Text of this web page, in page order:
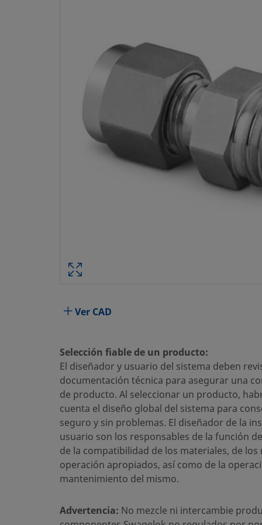
CONECTOR MACHO
DE ALEACIÓN 400/R-405, 1/4
Taladrado pasante
Tamaño conexión 1
1/4 pulg.
Tipo de conexión 1
Racor Swagelok®
Tamaño conexión 2
1/4 pulg.
Tipo de conexión 2
NPT macho
Característica
Taladrado pasante
Limitador de Caudal
No
Ver CAD
Selección fiable de un producto:
El diseñador y usuario del sistema deben
documentación técnica para asegurar una
de producto. Al seleccionar un producto,
cuenta el diseño global del sistema para
seguro y sin problemas. El diseñador de la
usuario son los responsables de la función
de la compatibilidad de los materiales, de los
operación apropiados, así como de la
mantenimiento del mismo.
Advertencia: No mezcle ni intercambie